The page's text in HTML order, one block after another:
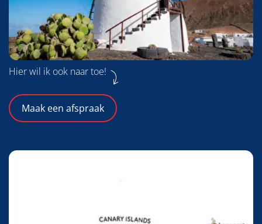
Hier wil ik ook naar toe!
Maak een afspraak